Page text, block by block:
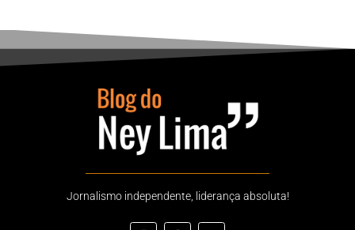
Jornalismo independente, liderança absoluta!